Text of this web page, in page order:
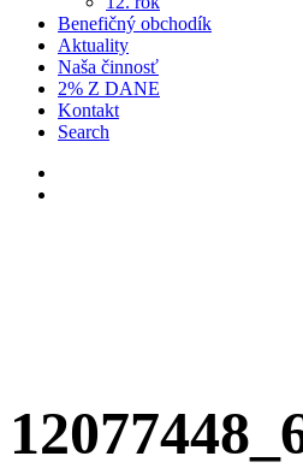
Benefičný obchodík
Aktuality
Naša činnosť
2% Z DANE
Kontakt
Search